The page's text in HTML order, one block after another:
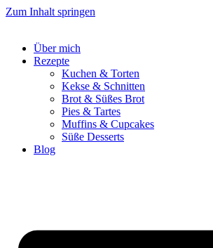
Zum Inhalt springen
Über mich
Rezepte
Kuchen & Torten
Kekse & Schnitten
Brot & Süßes Brot
Pies & Tartes
Muffins & Cupcakes
Süße Desserts
Blog